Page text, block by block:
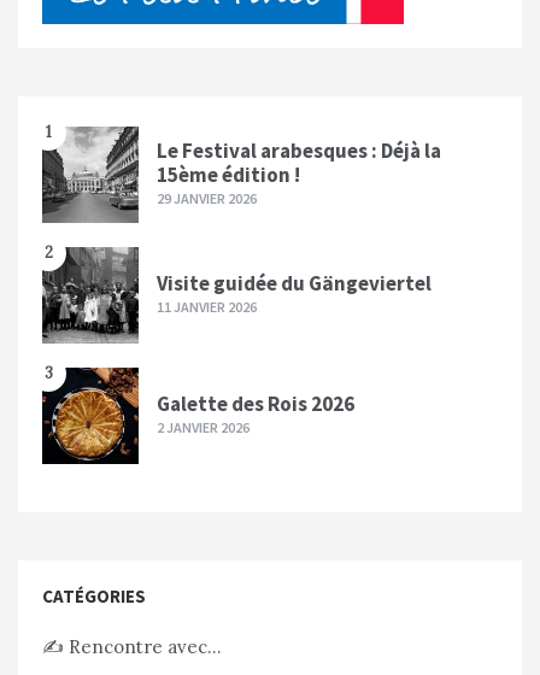
1
Le Festival arabesques : Déjà la
15ème édition !
29 JANVIER 2026
2
Visite guidée du Gängeviertel
11 JANVIER 2026
3
Galette des Rois 2026
2 JANVIER 2026
CATÉGORIES
✍️ Rencontre avec…